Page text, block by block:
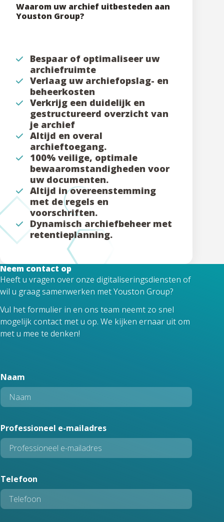
Waarom uw archief uitbesteden aan
Youston Group?
Bespaar of optimaliseer uw
archiefruimte
Verlaag uw archiefopslag- en
beheerkosten
Verkrijg een duidelijk en
gestructureerd overzicht van
je archief
Altijd en overal
archieftoegang.
100% veilige, optimale
bewaaromstandigheden voor
uw documenten.
Altijd in overeenstemming
met de regels en
voorschriften.
Dynamisch archiefbeheer met
retentieplanning.
Neem contact op
Heeft u vragen over onze digitaliseringsdiensten of
wil u graag samenwerken met Youston Group?
Vul het formulier in en ons team neemt zo snel
mogelijk contact met u op. We kijken ernaar uit om
met u mee te denken!
Naam
Professioneel e-mailadres
r
f
Telefoon